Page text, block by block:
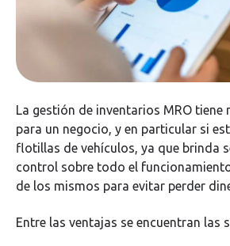
La gestión de inventarios MRO tiene
para un negocio, y en particular si
flotillas de vehículos, ya que brinda
control sobre todo el
de los mismos para evitar perder
Entre las ventajas se encuentran las